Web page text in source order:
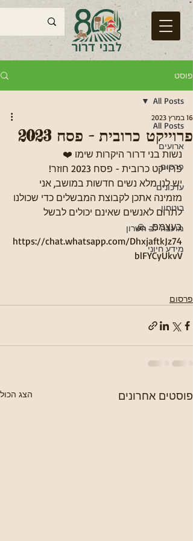
פוסט
All Posts
ארועים
פרסום
עדכונים
ביטחון
מועצה לב השרון
מידע חיוני
All Posts
פרוייקט כרובית - פסח 2023
16 במרץ 2023
נשות בני דרור היקרות שימו ❤️
פרוייקט כרובית - פסח 2023 חוזר!
יש לנו מלא נשים חדשות במושב, אני
מזמינה אתכן לקבוצת המבשלים כדי שכולנו
לתרום לאנשים שאינם יכולים לבשל
בעצמם.. 🙏
https://chat.whatsapp.com/DhxjaftkJz74
blFYCyUkvV
פרסום
פוסטים אחרונים הצג הכול